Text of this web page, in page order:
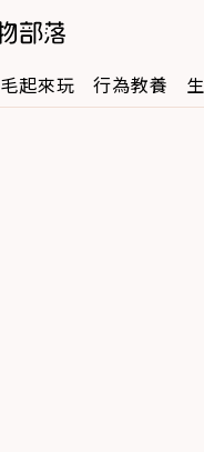
毛起來玩 行為教養